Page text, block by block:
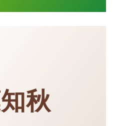
渣」
03-17秋